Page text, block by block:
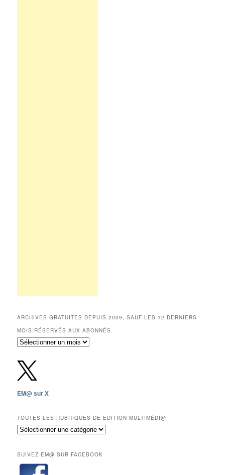
ARCHIVES GRATUITES DEPUIS 2009, SAUF LES 12 DERNIERS
MOIS RÉSERVÉS AUX ABONNÉS.
Archives
depuis
2009,
sauf
les
12
mois
réservés
aux
EM@ sur X
TOUTES LES RUBRIQUES DE EDITION MULTIMÉDI@
Toutes
de
Edition
SUIVEZ EM@ SUR FACEBOOK